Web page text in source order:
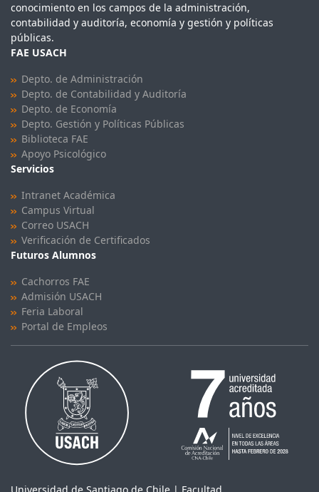
conocimiento en los campos de la administración,
contabilidad y auditoría, economía y gestión y políticas
públicas.
FAE USACH
Depto. de Administración
Depto. de Contabilidad y Auditoría
Depto. de Economía
Depto. Gestión y Políticas Públicas
Biblioteca FAE
Apoyo Psicológico
Servicios
Intranet Académica
Campus Virtual
Correo USACH
Verificación de Certificados
Futuros Alumnos
Cachorros FAE
Admisión USACH
Feria Laboral
Portal de Empleos
Universidad de Santiago de Chile | Facultad